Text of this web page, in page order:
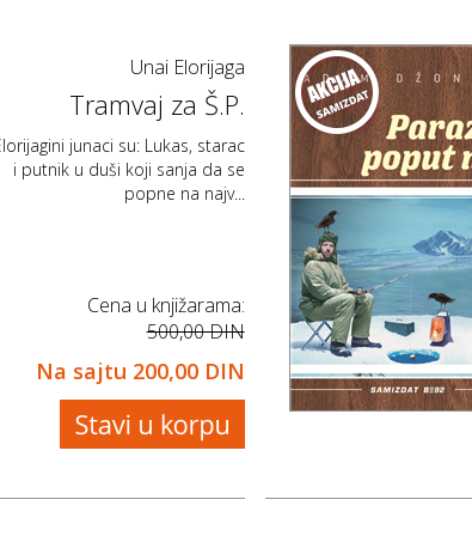
Unai Elorijaga
Tramvaj za Š.P.
junaci su: Lukas, starac
i putnik u duši koji sanja da se
popne na najv...
Cena u knjižarama:
500,00 DIN
Na sajtu 200,00 DIN